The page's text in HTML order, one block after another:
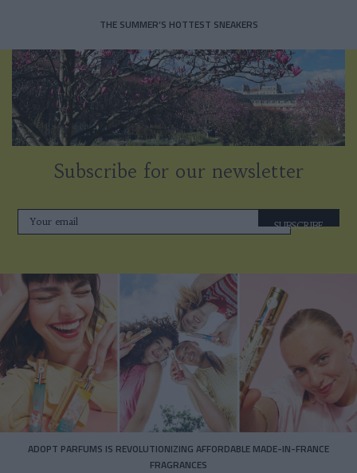
THE SUMMER’S HOTTEST SNEAKERS
Subscribe for our newsletter
SUBSCRIBE
ADOPT PARFUMS IS REVOLUTIONIZING AFFORDABLE MADE-IN-FRANCE
FRAGRANCES